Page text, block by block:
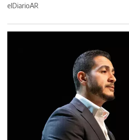
elDiarioAR